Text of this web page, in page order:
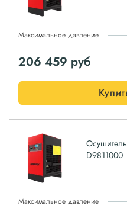
Максимальное давление
206 459 руб
D9811000
Максимальное давление